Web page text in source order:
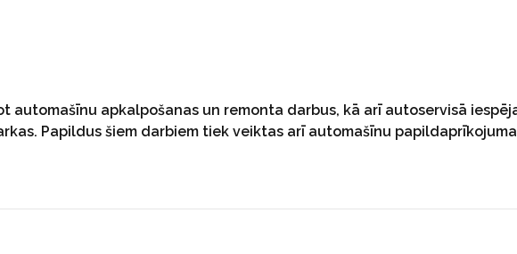
automašīnu apkalpošanas un remonta darbus, kā arī autoservisā
Papildus šiem darbiem tiek veiktas arī automašīnu